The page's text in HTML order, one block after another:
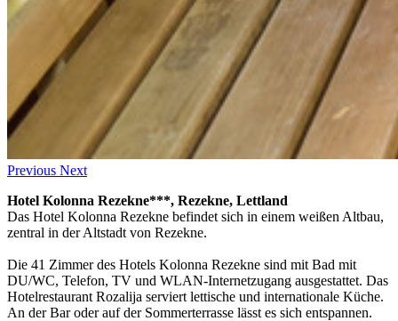
Previous Next
Hotel Kolonna Rezekne***, Rezekne, Lettland
Das Hotel Kolonna Rezekne befindet sich in einem weißen Altbau,
zentral in der Altstadt von Rezekne.
Die 41 Zimmer des Hotels Kolonna Rezekne sind mit Bad mit
DU/WC, Telefon, TV und WLAN-Internetzugang ausgestattet. Das
Hotelrestaurant Rozalija serviert lettische und internationale Küche.
An der Bar oder auf der Sommerterrasse lässt es sich entspannen.